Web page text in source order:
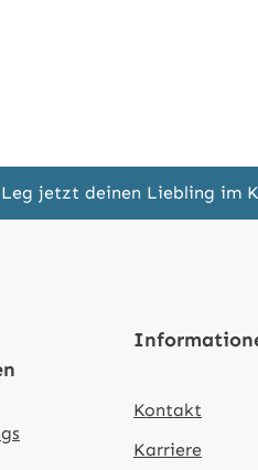
jetzt deinen Liebling
Kontakt
Karriere